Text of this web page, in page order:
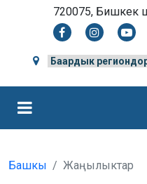
720075, Бишкек
Башкы Жаңылыктар